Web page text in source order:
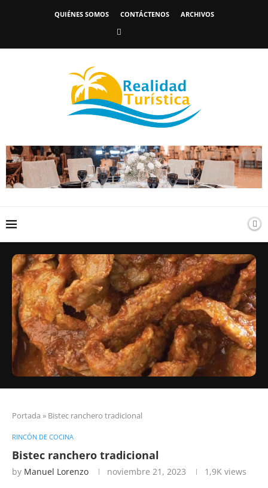
QUIÉNES SOMOS CONTÁCTENOS ARCHIVOS
Portada » Bistec ranchero tradicional
RINCÓN DE COCINA
Bistec ranchero tradicional
by Manuel Lorenzo noviembre 21, 2023 1,9K views